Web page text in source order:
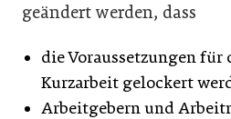
geändert werden, dass
die Voraussetzungen
Kurzarbeit gelockert
Arbeitgebern und